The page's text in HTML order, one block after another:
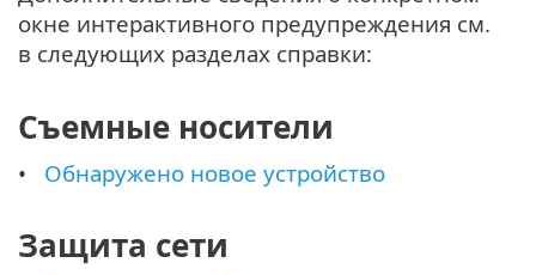
окне интерактивного предупреждения см.
в следующих разделах справки:
Съемные носители
Обнаружено новое устройство
Защита сети